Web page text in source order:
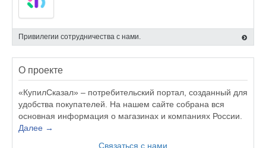
Привилегии сотрудничества с нами.
О проекте
«КупилСказал» – потребительский портал, созданный для
удобства покупателей. На нашем сайте собрана вся
основная информация о магазинах и компаниях России.
Далее →
Связаться с нами